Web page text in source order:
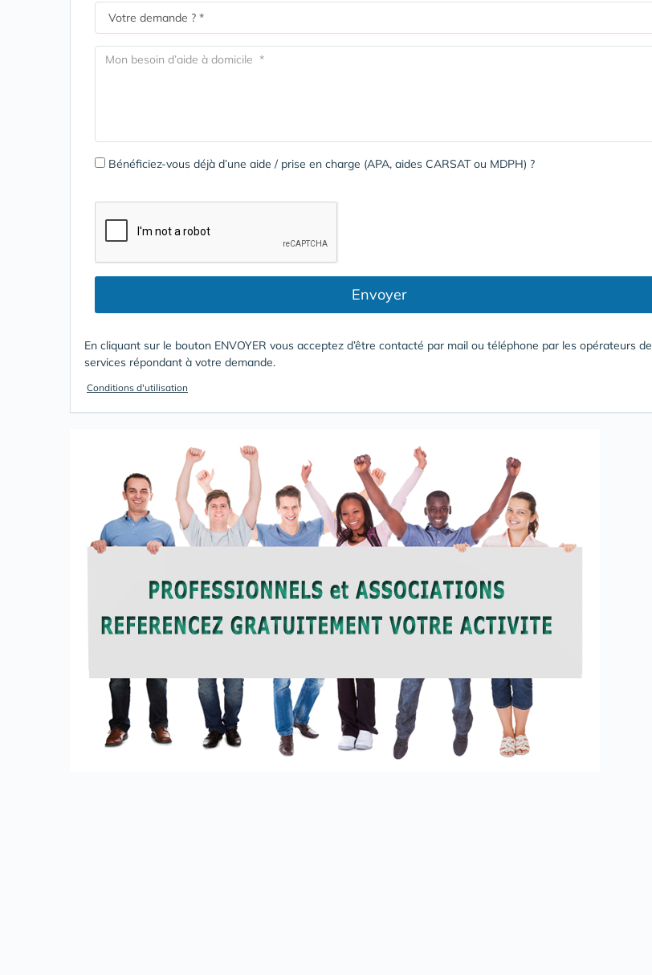
Bénéficiez-vous déjà d’une aide / prise en charge (APA, aides CARSAT ou MDPH) ?
Envoyer
En cliquant sur le bouton ENVOYER vous acceptez d’être contacté par mail ou téléphone par les opérateurs de
services répondant à votre demande.
Conditions d'utilisation